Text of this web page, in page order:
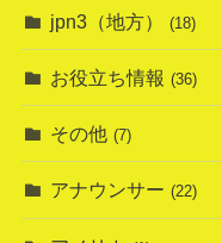
jpn3（地方） (18)
お役立ち情報 (36)
その他 (7)
アナウンサー (22)